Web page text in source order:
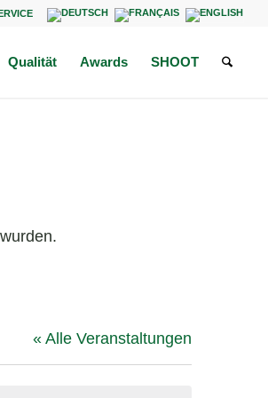
Qualität Awards SHOOT
« Alle Veranstaltungen